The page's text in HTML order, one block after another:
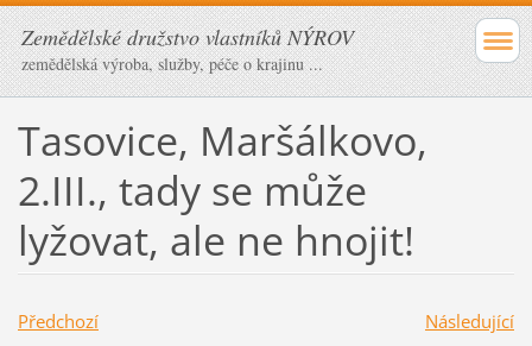
Zemědělské družstvo vlastníků NÝROV
zemědělská výroba, služby, péče o krajinu ...
Tasovice, Maršálkovo,
2.III., tady se může
lyžovat, ale ne hnojit!
Předchozí
Následující